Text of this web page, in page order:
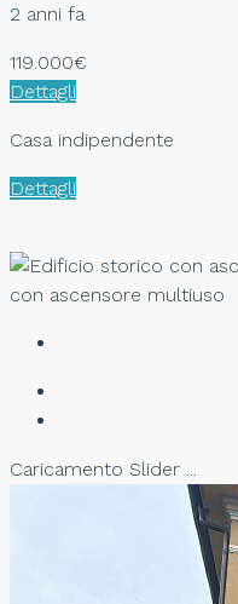
2 anni fa
119.000€
Dettagli
Casa indipendente
Dettagli
con ascensore multiuso
Caricamento Slider ...